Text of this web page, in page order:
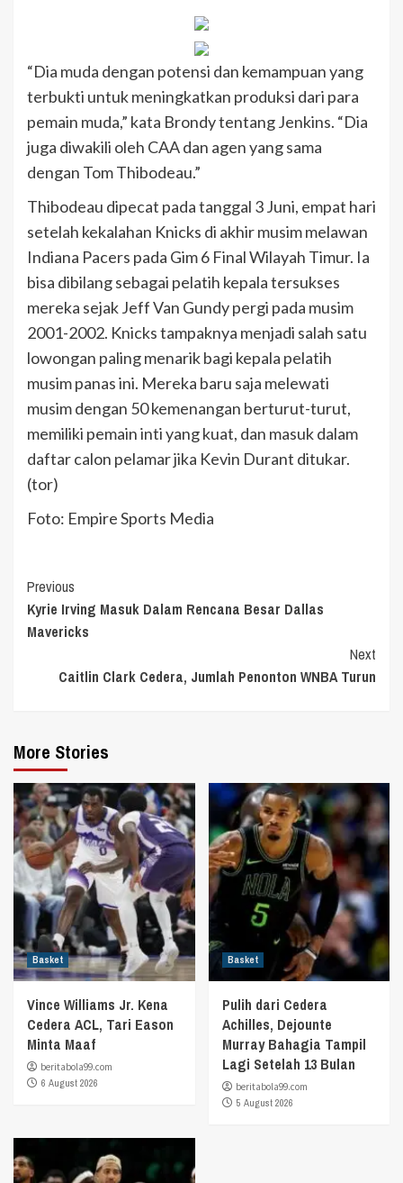
“Dia muda dengan potensi dan kemampuan yang
terbukti untuk meningkatkan produksi dari para
pemain muda,” kata Brondy tentang Jenkins. “Dia
juga diwakili oleh CAA dan agen yang sama
dengan Tom Thibodeau.”
Thibodeau dipecat pada tanggal 3 Juni, empat hari
setelah kekalahan Knicks di akhir musim melawan
Indiana Pacers pada Gim 6 Final Wilayah Timur. Ia
bisa dibilang sebagai pelatih kepala tersukses
mereka sejak Jeff Van Gundy pergi pada musim
2001-2002. Knicks tampaknya menjadi salah satu
lowongan paling menarik bagi kepala pelatih
musim panas ini. Mereka baru saja melewati
musim dengan 50 kemenangan berturut-turut,
memiliki pemain inti yang kuat, dan masuk dalam
daftar calon pelamar jika Kevin Durant ditukar.
(tor)
Foto: Empire Sports Media
Continue
Reading
Previous
Kyrie Irving Masuk Dalam Rencana Besar Dallas
Mavericks
Next
Caitlin Clark Cedera, Jumlah Penonton WNBA Turun
More Stories
Basket
Vince Williams Jr. Kena
Cedera ACL, Tari Eason
Minta Maaf
beritabola99.com
6 August 2026
Basket
Pulih dari Cedera
Achilles, Dejounte
Murray Bahagia Tampil
Lagi Setelah 13 Bulan
beritabola99.com
5 August 2026